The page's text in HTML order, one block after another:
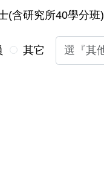
(含研究所40學分班)
其它